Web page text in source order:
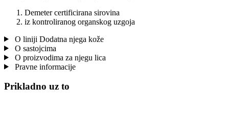
Demeter certificirana sirovina
iz kontroliranog organskog uzgoja
O liniji Dodatna njega kože
O sastojcima
O proizvodima za njegu lica
Pravne informacije
Prikladno uz to